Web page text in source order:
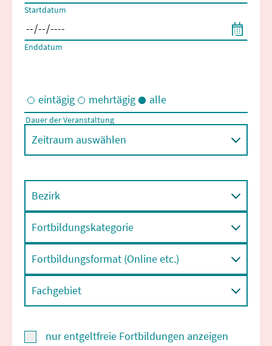
Startdatum
Enddatum
Eintägige und/oder mehrtägige Veranstaltungen
eintägig mehrtägig alle
Dauer der Veranstaltung
Zeitraum auswählen
Bezirk
Fortbildungskategorie
Fortbildungsformat (Online etc.)
Fachgebiet
nur entgeltfreie Fortbildungen anzeigen